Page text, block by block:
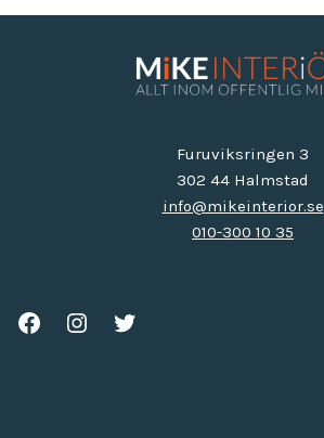
Furuviksringen 3
302 44 Halmstad
info@mikeinterior.se
010-300 10 35